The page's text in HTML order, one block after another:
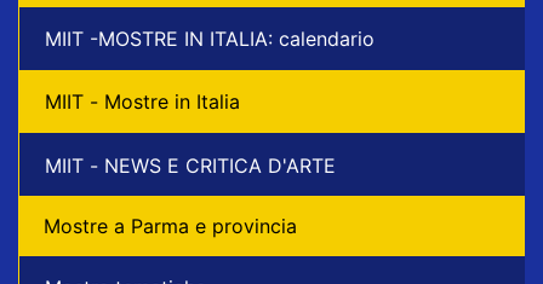
MIIT -MOSTRE IN ITALIA: calendario
MIIT - Mostre in Italia
MIIT - NEWS E CRITICA D'ARTE
Mostre a Parma e provincia